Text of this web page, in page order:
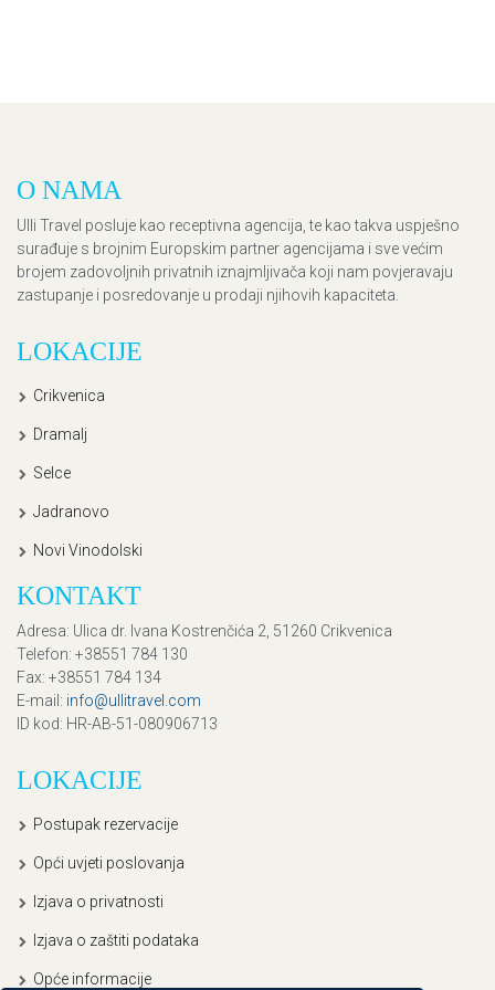
O NAMA
Ulli Travel posluje kao receptivna agencija, te kao takva uspješno
surađuje s brojnim Europskim partner agencijama i sve većim
brojem zadovoljnih privatnih iznajmljivača koji nam povjeravaju
zastupanje i posredovanje u prodaji njihovih kapaciteta.
LOKACIJE
Crikvenica
Dramalj
Selce
Jadranovo
Novi Vinodolski
KONTAKT
Adresa: Ulica dr. Ivana Kostrenčića 2, 51260 Crikvenica
Telefon: +38551 784 130
Fax: +38551 784 134
E-mail: info@ullitravel.com
ID kod: HR-AB-51-080906713
LOKACIJE
Postupak rezervacije
Opći uvjeti poslovanja
Izjava o privatnosti
Izjava o zaštiti podataka
Opće informacije